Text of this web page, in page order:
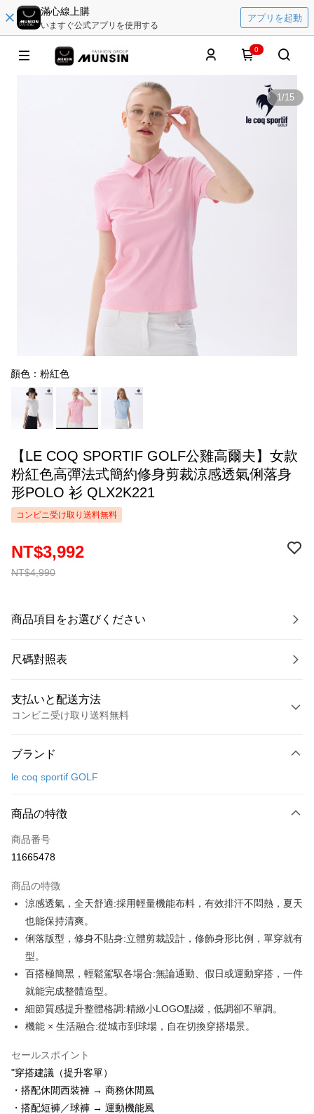
滿心線上購
いますぐ公式アプリを使用する
アプリを起動
0
1/15
顏色：粉紅色
【LE COQ SPORTIF GOLF公雞高爾夫】女款
粉紅色高彈法式簡約修身剪裁涼感透氣俐落身
形POLO 衫 QLX2K221
コンビニ受け取り送料無料
NT$4,990
NT$3,992
商品項目をお選びください
尺碼對照表
支払いと配送方法
コンビニ受け取り送料無料
クレジットカード1回払い
LINE Pay
Apple Pay
Easy Wallet
OP Pay Later
説明
【OP Pay Later 使用説明】
1. 本サービスは台湾大哥大によって提供され、台湾大哥大のユーザーは追
加の申請なしで即時に利用可能です。
2. 支払い方法で「OP Pay Later」を選択すると、注文が成立した後に自動
いの回数や支払い期限を選択し、支払いを確認すると取引が完了します。
3. 実際の承認額、分割回数および費用については、後続の取引確認ページ
4. 注文成立後30分以内に確認取引を行わない場合や審査が通過しない場
発生した場合は、システムの評価基準に達していないことを意味し、評価
内容についての説明はいたしかねます。
AFTEE代金後払い
説明
一、 AFTEE代金後払いについて
1.お支払い方法でAFTEE代金後払いを選択すると、携帯電話認証ウィンド
2.SMSで認証してお支払い手続を進めてください。
す。
4.ご注文が完了すると、携帯に支払い通知のSMSが届きます。アプリ会員
5.商品受け取り時のお支払いは不要です。商品を確かめてから、SMSまた
はアプリの通知に従って、4大コンビニ、またはATM/オンラインバンキン
ATM払い
全家取貨付款
送料無料
付款後全家取貨
ブランド
le coq sportif GOLF
商品の特徴
商品番号
11665478
商品の特徴
涼感透氣，全天舒適:採用輕量機能布料，有效排汗不悶熱，夏天
也能保持清爽。
俐落版型，修身不貼身:立體剪裁設計，修飾身形比例，單穿就有
型。
百搭極簡黑，輕鬆駕馭各場合:無論通勤、假日或運動穿搭，一件
就能完成整體造型。
細節質感提升整體格調:精緻小LOGO點綴，低調卻不單調。
機能 × 生活融合:從城市到球場，自在切換穿搭場景。
セールスポイント
"穿搭建議（提升客單）
・搭配休閒西裝褲 → 商務休閒風
・搭配短褲／球褲 → 運動機能風